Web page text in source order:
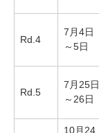
Rd.4
7月4日
～5日
Rd.5
7月25日
～26日
10月24